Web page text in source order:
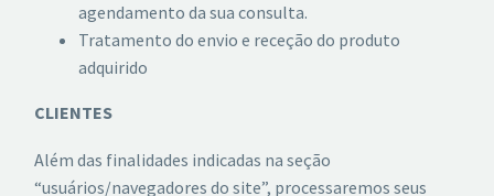
agendamento da sua consulta.
Tratamento do envio e receção do produto
adquirido
CLIENTES
Além das finalidades indicadas na seção
“usuários/navegadores do site”, processaremos seus